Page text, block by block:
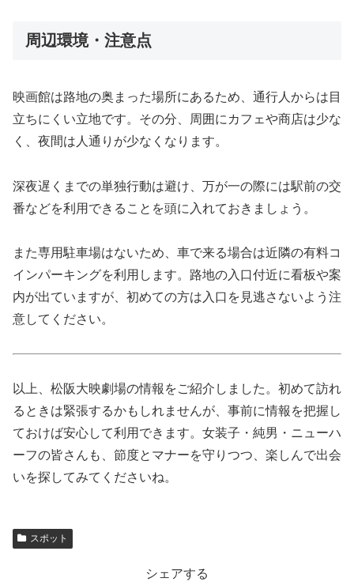
周辺環境・注意点
映画館は路地の奥まった場所にあるため、通行人からは目
立ちにくい立地です。その分、周囲にカフェや商店は少な
く、夜間は人通りが少なくなります。
深夜遅くまでの単独行動は避け、万が一の際には駅前の交
番などを利用できることを頭に入れておきましょう。
また専用駐車場はないため、車で来る場合は近隣の有料コ
インパーキングを利用します。路地の入口付近に看板や案
内が出ていますが、初めての方は入口を見逃さないよう注
意してください。
以上、松阪大映劇場の情報をご紹介しました。初めて訪れ
るときは緊張するかもしれませんが、事前に情報を把握し
ておけば安心して利用できます。女装子・純男・ニューハ
ーフの皆さんも、節度とマナーを守りつつ、楽しんで出会
いを探してみてくださいね。
スポット
シェアする